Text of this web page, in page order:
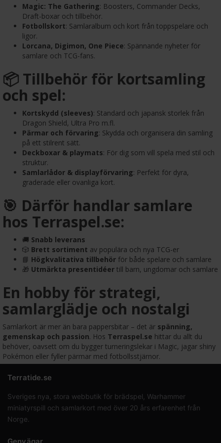
Magic: The Gathering: Boosters, Commander Decks,
Draft-boxar och tillbehör.
Fotbollskort: Samlaralbum och kort från toppspelare och
ligor.
Lorcana, Digimon, One Piece: Spännande nyheter för
samlare och TCG-fans.
📦 Tillbehör för kortsamling
och spel:
Kortskydd (sleeves): Standard och japansk storlek från
Dragon Shield, Ultra Pro m.fl.
Pärmar och förvaring: Skydda och organisera din samling
på ett stilrent sätt.
Deckboxar & playmats: För dig som vill spela med stil och
struktur.
Samlarlådor & displayförvaring: Perfekt för dyra,
graderade eller ovanliga kort.
🎯 Därför handlar samlare
hos Terraspel.se:
🚚 Snabb leverans
🎲 Brett sortiment av populära och nya TCG-er
📘 Högkvalitativa tillbehör för både spelare och samlare
🎁 Utmärkta presentidéer till barn, ungdomar och samlare
En hobby för strategi,
samlarglädje och nostalgi
Samlarkort är mer än bara pappersbitar – det är spänning,
gemenskap och passion. Hos Terraspel.se hittar du allt du
behöver, oavsett om du bygger turneringslekar i Magic, jagar shiny
Pokémon eller fyller pärmar med fotbollsstjärnor.
Terratide.se
Sveriges nya, stora webbutik för brädspel, Warhammer
miniatyrspill och samlarkort med över 20 års erfarenhet från
Norge.